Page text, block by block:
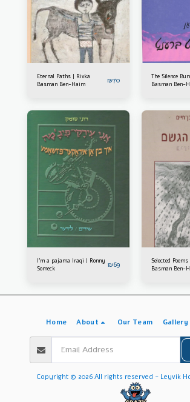
Eternal Paths | Rivka
Basman Ben-Haim
₪70
The Silence
Basman Ben-
I'm a pajama Iraqi | Ronny
Someck
₪69
Selected
Basman Ben-
Home About Our Team Gallery
Copyright © 2026 All rights reserved - Leyvik